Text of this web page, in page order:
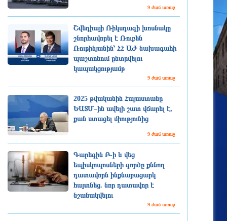
9 ժամ առաջ
Շվեդիայի Ռիկսդագի խոսնակը
շնորհավորել է Ռուբեն
Ռուբինյանին՝ ՀՀ ԱԺ նախագահի
պաշտոնում ընտրվելու
կապակցությամբ
9 ժամ առաջ
2025 թվականին Հայաստանը
ԵԱՏՄ–ին ավելի շատ վճարել է,
քան ստացել միությունից
9 ժամ առաջ
Գարեգին Բ-ի և վեց
եպիսկոպոսների գործը քննող
դատավորն ինքնաբացարկ
հայտնեց. նոր դատավոր է
նշանակվելու
9 ժամ առաջ